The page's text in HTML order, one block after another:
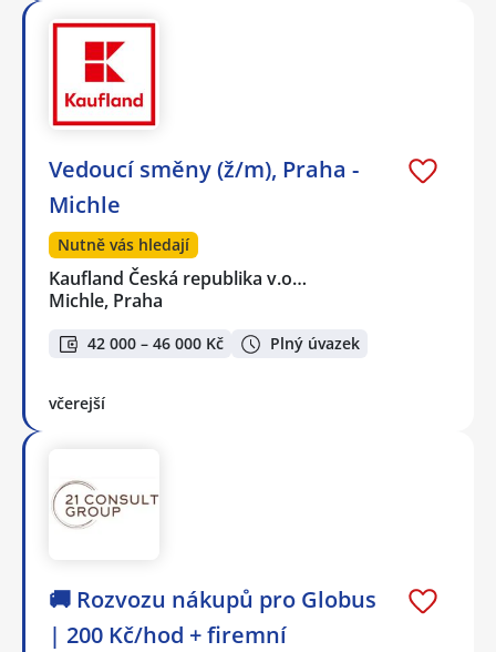
Vedoucí směny (ž/m), Praha -
Michle
Nutně vás hledají
Kaufland Česká republika v.o…
Michle, Praha
42 000 – 46 000 Kč Plný úvazek
včerejší
🚚 Rozvozu nákupů pro Globus
| 200 Kč/hod + firemní